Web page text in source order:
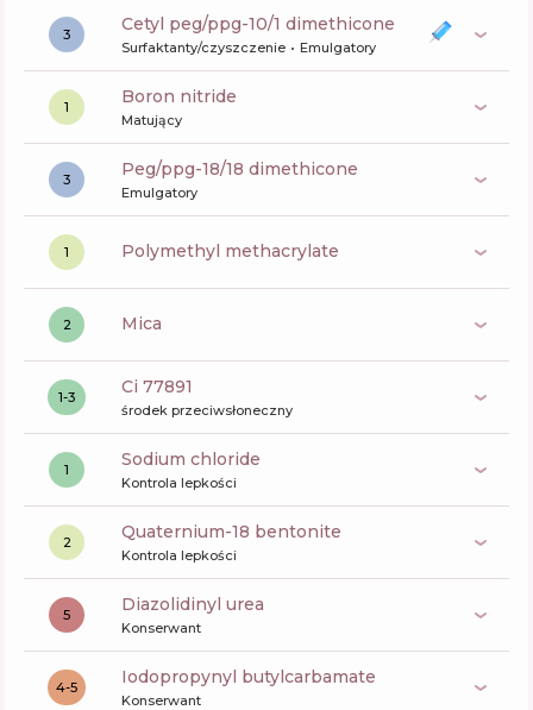
3 cetyl peg/ppg-10/1 dimethicone
Surfaktanty/czyszczenie Emulgatory
1 boron nitride
Matujący
3 peg/ppg-18/18 dimethicone
Emulgatory
1 polymethyl methacrylate
2 mica
1-3 ci 77891
środek przeciwsłoneczny
1 sodium chloride
Kontrola lepkości
2 quaternium-18 bentonite
Kontrola lepkości
5 diazolidinyl urea
Konserwant
4-5 iodopropynyl butylcarbamate
Konserwant